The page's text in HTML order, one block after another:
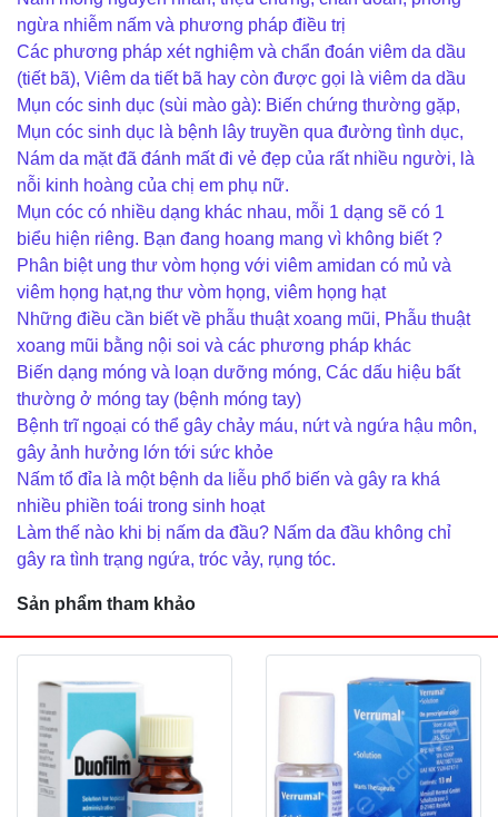
ngừa nhiễm nấm và phương pháp điều trị
Các phương pháp xét nghiệm và chẩn đoán viêm da dầu
(tiết bã), Viêm da tiết bã hay còn được gọi là viêm da dầu
Mụn cóc sinh dục (sùi mào gà): Biến chứng thường gặp,
Mụn cóc sinh dục là bệnh lây truyền qua đường tình dục,
Nám da mặt đã đánh mất đi vẻ đẹp của rất nhiều người, là
nỗi kinh hoàng của chị em phụ nữ.
Mụn cóc có nhiều dạng khác nhau, mỗi 1 dạng sẽ có 1
biểu hiện riêng. Bạn đang hoang mang vì không biết ?
Phân biệt ung thư vòm họng với viêm amidan có mủ và
viêm họng hạt,ng thư vòm họng, viêm họng hạt
Những điều cần biết về phẫu thuật xoang mũi, Phẫu thuật
xoang mũi bằng nội soi và các phương pháp khác
Biến dạng móng và loạn dưỡng móng, Các dấu hiệu bất
thường ở móng tay (bệnh móng tay)
Bệnh trĩ ngoại có thể gây chảy máu, nứt và ngứa hậu môn,
gây ảnh hưởng lớn tới sức khỏe
Nấm tổ đỉa là một bệnh da liễu phổ biến và gây ra khá
nhiều phiền toái trong sinh hoạt
Làm thế nào khi bị nấm da đầu? Nấm da đầu không chỉ
gây ra tình trạng ngứa, tróc vảy, rụng tóc.
Sản phẩm tham khảo